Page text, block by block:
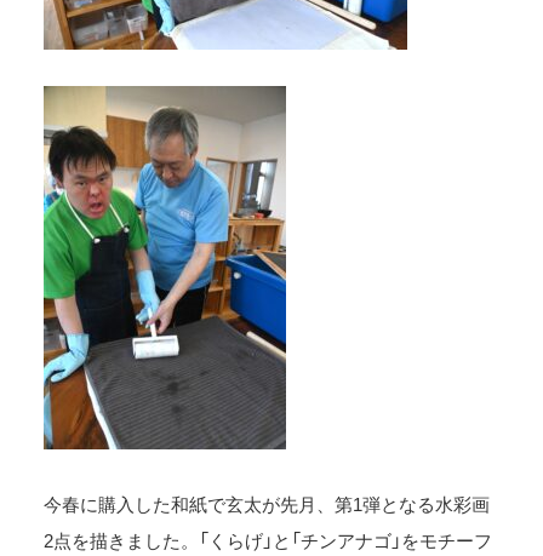
今春に購入した和紙で玄太が先月、第1弾となる水彩画
2点を描きました。「くらげ」と「チンアナゴ」をモチーフ